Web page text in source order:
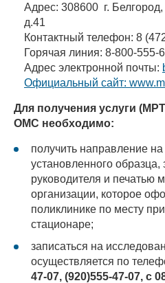
Адрес: 308600 г.
д.41
Контактный телефон: 8
Горячая линия: 8-800-555-
Адрес электронной почты:
Официальный сайт:
Для получения услуги
ОМС необходимо:
получить направление
установленного
руководителя и печатью
организации, которое
поликлинике по месту
стационаре;
записаться на
осуществляется по
47-07, (920)555-47-07, с